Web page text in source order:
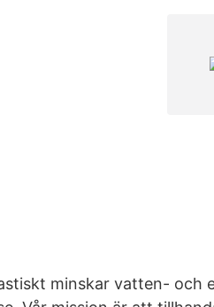
minskar vatten- och